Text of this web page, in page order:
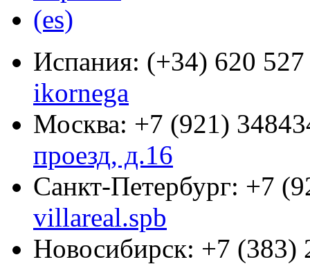
Испания: (+34) 620
ikornega
Москва: +7 (921)
проезд, д.16
Санкт-Петербург: +7
villareal.spb
Новосибирск: +7 (383)